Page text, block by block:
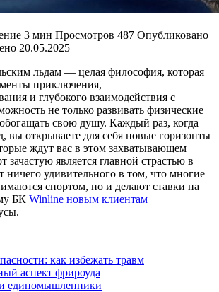
3 мин Просмотров 487 Опубликовано
20.05.2025
льдам — целая философия, которая
приключения,
и глубокого взаимодействия с
не только развивать физические
свою душу. Каждый раз, когда
вы открываете для себя новые горизонты
ждут вас в этом захватывающем
является главной страстью в
ничего удивительного в том, что многие
спортом, но и делают ставки на
БК Winline новым клиентам
как избежать травм
аспект фрироуда
единомышленники